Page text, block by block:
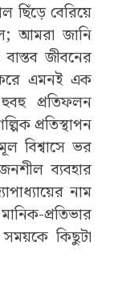
বেরিয়ে
আমরা জানি
জীবনের
করে এমনই এক
প্রতিফলন
প্রতিস্থাপন
বিশ্বাসে ভর
ব্যবহার
নাম
প্রতিভার
কিছুটা